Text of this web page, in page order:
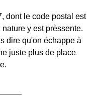
dont le code postal est
y est prèssente.
dire qu'on échappe à
juste plus de place